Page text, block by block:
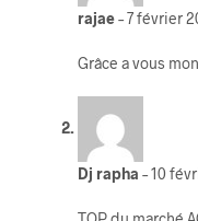
rajae–7 février
Grâce a vous
Dj rapha –10